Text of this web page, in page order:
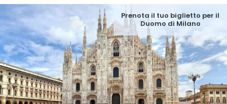
Prenota il tuo biglietto per il
Duomo di Milano